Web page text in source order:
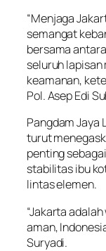
“Menjaga
semangat
bersama
seluruh
keamanan,
Pol. Asep Edi
Pangdam Jaya
turut
penting
stabilitas ibu
lintas elemen.
“Jakarta
aman,
Suryadi.